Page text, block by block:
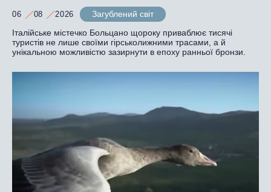
06 08 2026
Загублений світ
Італійське містечко Больцано щороку приваблює тисячі
туристів не лише своїми гірськолижними трасами, а й
унікальною можливістю зазирнути в епоху ранньої бронзи.